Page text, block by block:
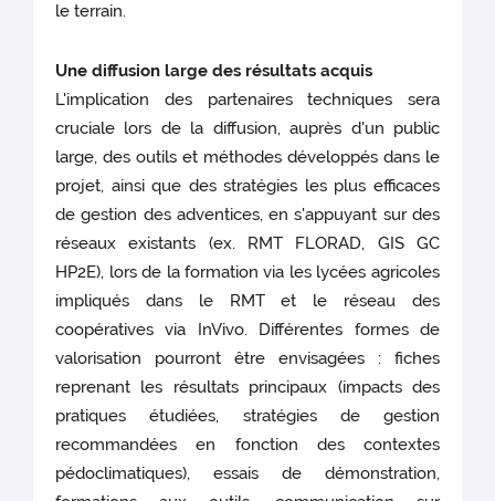
le terrain.
Une diffusion large des résultats acquis
L'implication des partenaires techniques sera
cruciale lors de la diffusion, auprès d'un public
large, des outils et méthodes développés dans le
projet, ainsi que des stratégies les plus efficaces
de gestion des adventices, en s'appuyant sur des
réseaux existants (ex. RMT FLORAD, GIS GC
HP2E), lors de la formation via les lycées agricoles
impliqués dans le RMT et le réseau des
coopératives via InVivo. Différentes formes de
valorisation pourront être envisagées : fiches
reprenant les résultats principaux (impacts des
pratiques étudiées, stratégies de gestion
recommandées en fonction des contextes
pédoclimatiques), essais de démonstration,